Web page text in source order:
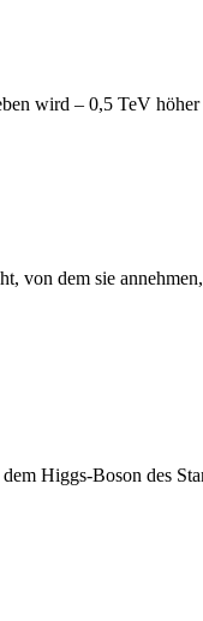
wird – 0,5 TeV
dem sie
Higgs-Boson des